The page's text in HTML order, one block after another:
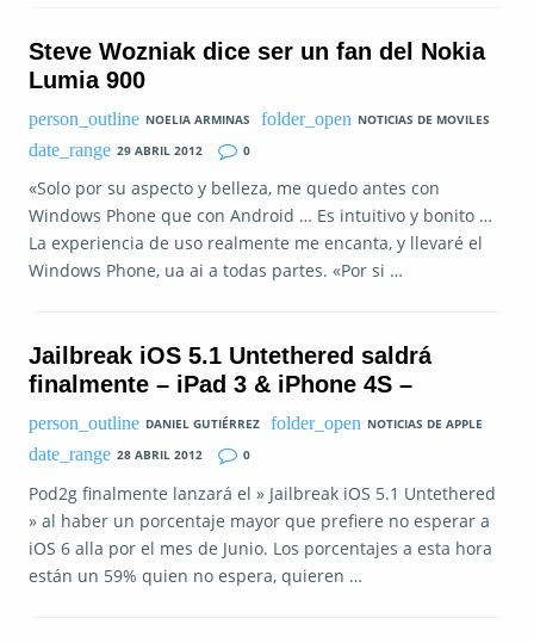
Steve Wozniak dice ser un fan del Nokia
Lumia 900
NOELIA ARMINAS
NOTICIAS DE MOVILES
29 ABRIL 2012
0
«Solo por su aspecto y belleza, me quedo antes con
Windows Phone que con Android … Es intuitivo y bonito …
La experiencia de uso realmente me encanta, y llevaré el
Windows Phone, ua ai a todas partes. «Por si …
Jailbreak iOS 5.1 Untethered saldrá
finalmente – iPad 3 & iPhone 4S –
DANIEL GUTIÉRREZ
NOTICIAS DE APPLE
28 ABRIL 2012
0
Pod2g finalmente lanzará el » Jailbreak iOS 5.1 Untethered
» al haber un porcentaje mayor que prefiere no esperar a
iOS 6 alla por el mes de Junio. Los porcentajes a esta hora
están un 59% quien no espera, quieren …